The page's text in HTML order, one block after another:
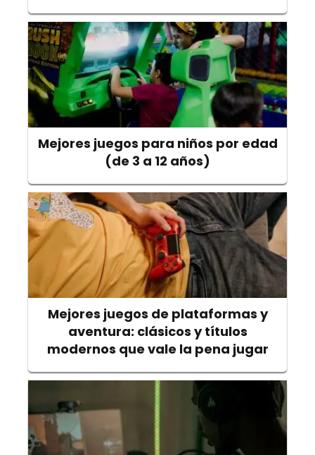
Mejores juegos para niños por edad
(de 3 a 12 años)
Mejores juegos de plataformas y
aventura: clásicos y títulos
modernos que vale la pena jugar